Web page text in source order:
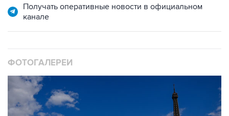
Получать оперативные новости в официальном
канале
ФОТОГАЛЕРЕИ